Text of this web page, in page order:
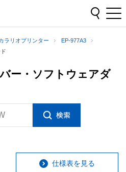
ラリオプリンター
EP-977A3
ー・ソフトウェアダ
仕様表を見る